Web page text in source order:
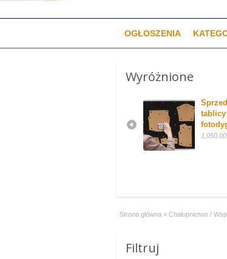
OGŁOSZENIA
Wyróżnione
Strona główna » Chałupnictwo /
Filtruj